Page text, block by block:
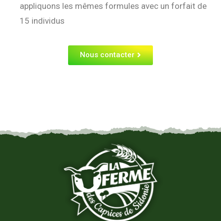
appliquons les mêmes formules avec un forfait de
15 individus
Nous contacter